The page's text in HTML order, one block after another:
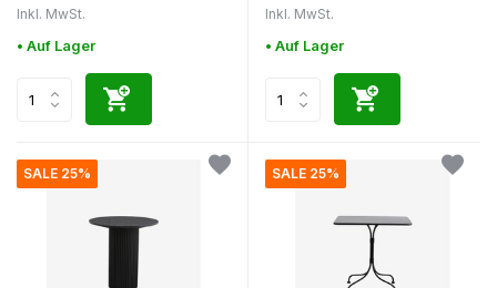
Inkl. MwSt.
• Auf Lager
Inkl. MwSt.
• Auf Lager
SALE 25% SALE 25%